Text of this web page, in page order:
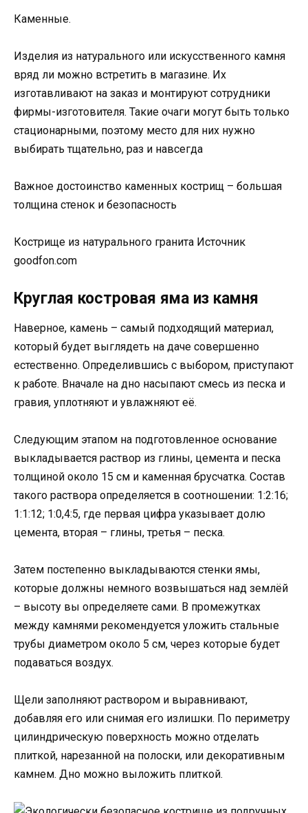
Каменные.
Изделия из натурального или искусственного камня
вряд ли можно встретить в магазине. Их
изготавливают на заказ и монтируют сотрудники
фирмы-изготовителя. Такие очаги могут быть только
стационарными, поэтому место для них нужно
выбирать тщательно, раз и навсегда
Важное достоинство каменных кострищ – большая
толщина стенок и безопасность
Кострище из натурального гранита Источник
goodfon.com
Круглая костровая яма из камня
Наверное, камень – самый подходящий материал,
который будет выглядеть на даче совершенно
естественно. Определившись с выбором, приступают
к работе. Вначале на дно насыпают смесь из песка и
гравия, уплотняют и увлажняют её.
Следующим этапом на подготовленное основание
выкладывается раствор из глины, цемента и песка
толщиной около 15 см и каменная брусчатка. Состав
такого раствора определяется в соотношении: 1:2:16;
1:1:12; 1:0,4:5, где первая цифра указывает долю
цемента, вторая – глины, третья – песка.
Затем постепенно выкладываются стенки ямы,
которые должны немного возвышаться над землёй
– высоту вы определяете сами. В промежутках
между камнями рекомендуется уложить стальные
трубы диаметром около 5 см, через которые будет
подаваться воздух.
Щели заполняют раствором и выравнивают,
добавляя его или снимая его излишки. По периметру
цилиндрическую поверхность можно отделать
плиткой, нарезанной на полоски, или декоративным
камнем. Дно можно выложить плиткой.